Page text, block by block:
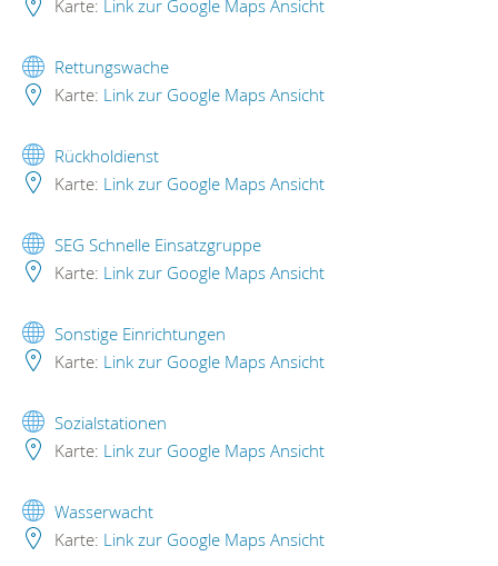
Karte: Link zur Google Maps Ansicht
Rettungswache
Karte: Link zur Google Maps Ansicht
Rückholdienst
Karte: Link zur Google Maps Ansicht
SEG Schnelle Einsatzgruppe
Karte: Link zur Google Maps Ansicht
Sonstige Einrichtungen
Karte: Link zur Google Maps Ansicht
Sozialstationen
Karte: Link zur Google Maps Ansicht
Wasserwacht
Karte: Link zur Google Maps Ansicht